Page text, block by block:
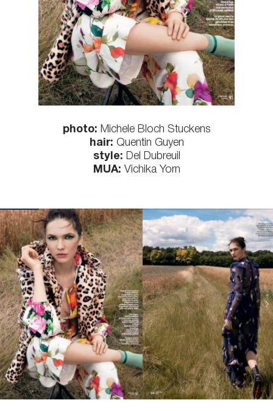
photo: Michele Bloch Stuckens
hair: Quentin Guyen
style: Del Dubreuil
MUA: Vichika Yorn